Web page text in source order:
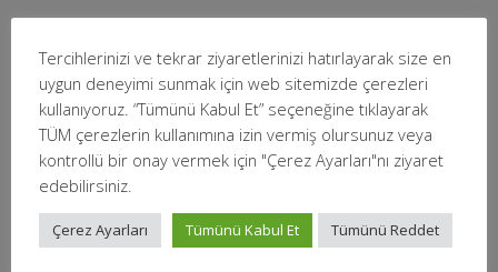
MACK MCC-6103 13-14 Vivid Notebook Sleeve
Beyaz/Sarı
Tercihlerinizi ve tekrar ziyaretlerinizi hatırlayarak size en
uygun deneyimi sunmak için web sitemizde çerezleri
kullanıyoruz. “Tümünü Kabul Et” seçeneğine tıklayarak
TÜM çerezlerin kullanımına izin vermiş olursunuz veya
kontrollü bir onay vermek için "Çerez Ayarları"nı ziyaret
edebilirsiniz.
Çerez Ayarları Tümünü Kabul Et Tümünü Reddet